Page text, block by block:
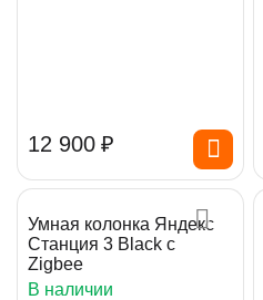
12 900 ₽
Умная колонка Яндекс
Станция 3 Black с
Zigbee
В наличии